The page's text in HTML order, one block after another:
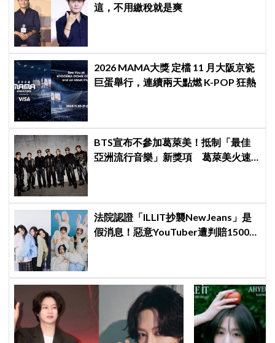
這，不用繳稅就是爽
2026 MAMA大獎 定檔 11 月大阪京瓷
巨蛋舉行，連續兩天點燃 K-POP 狂熱
BTS宣布不參加葛萊美！抵制「最佳
亞洲流行音樂」新獎項 葛萊美火速
法院認證「ILLIT抄襲NewJeans」是
假消息！惡意YouTuber遭判賠1500